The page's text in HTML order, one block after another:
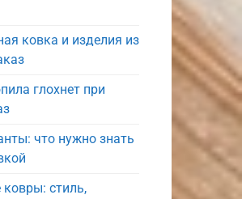
ковка и изделия из
глохнет при
что нужно знать
ковры: стиль,